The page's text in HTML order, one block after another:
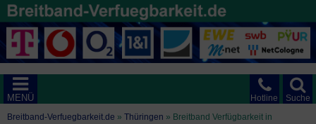
Suche
Hotline
MENÜ
Breitband-Verfuegbarkeit.de » Thüringen » Breitband Verfügbarkeit in